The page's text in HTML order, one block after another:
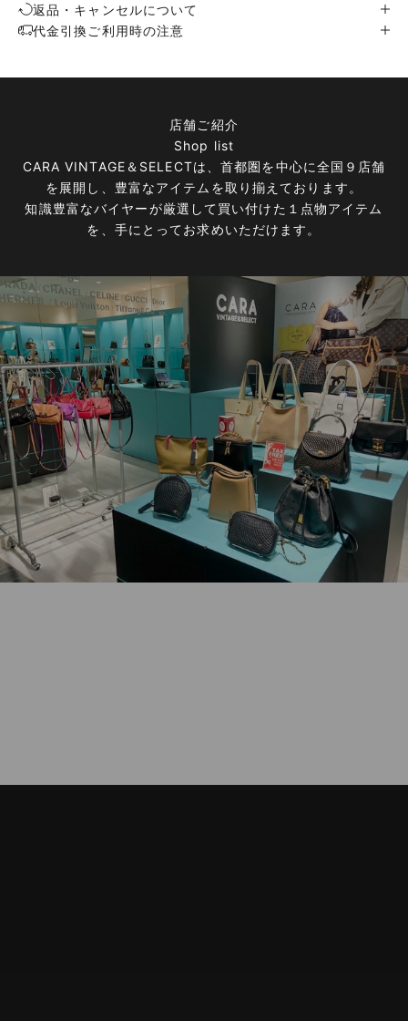
返品・キャンセルについて
代金引換ご利用時の注意
店舗ご紹介
Shop list
CARA VINTAGE＆SELECTは、首都圏を中心に全国９店舗
を展開し、豊富なアイテムを取り揃えております。
知識豊富なバイヤーが厳選して買い付けた１点物アイテム
を、手にとってお求めいただけます。